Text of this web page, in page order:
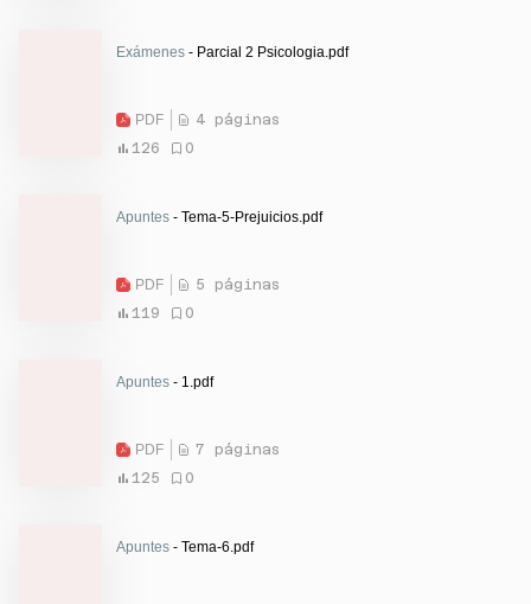
Exámenes - Parcial 2 Psicologia.pdf
PDF
4 páginas
126
0
Apuntes - Tema-5-Prejuicios.pdf
PDF
5 páginas
119
0
Apuntes - 1.pdf
PDF
7 páginas
125
0
Apuntes - Tema-6.pdf